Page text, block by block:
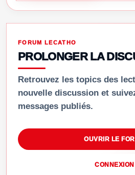
FORUM LECATHO
PROLONGER LA
Retrouvez les topics des
nouvelle discussion et
messages publiés.
OUVRIR LE
CONNEXION